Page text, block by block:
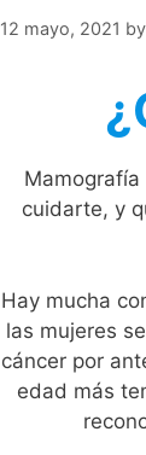
12 mayo, 2021 by
Mamografía
cuidarte, y
Hay mucha
las mujeres
cáncer por
edad más